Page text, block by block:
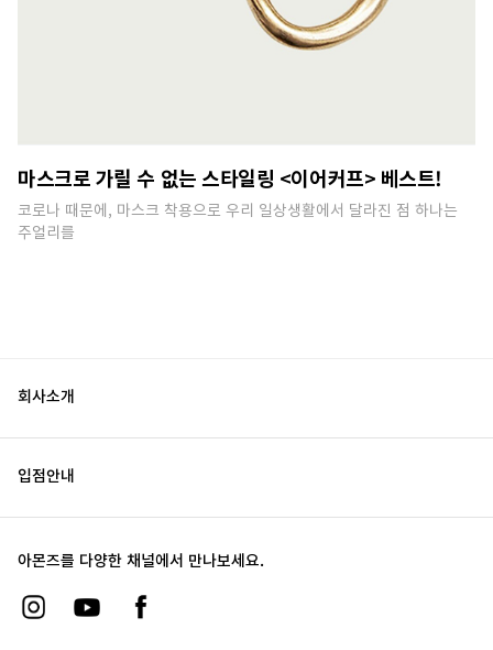
마스크로 가릴 수 없는 스타일링 <이어커프> 베스트!
코로나 때문에, 마스크 착용으로 우리 일상생활에서 달라진 점 하나는
주얼리를
회사소개
입점안내
아몬즈를 다양한 채널에서 만나보세요.